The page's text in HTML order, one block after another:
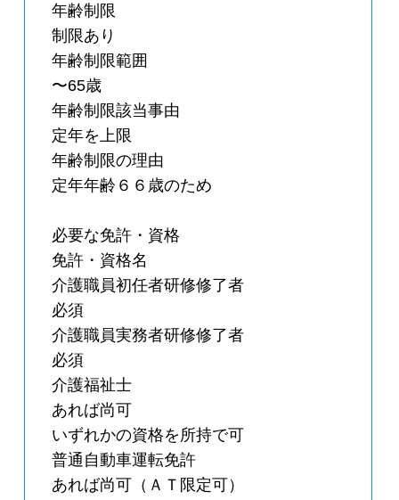
年齢制限
制限あり
年齢制限範囲
〜65歳
年齢制限該当事由
定年を上限
年齢制限の理由
定年年齢６６歳のため
必要な免許・資格
免許・資格名
介護職員初任者研修修了者
必須
介護職員実務者研修修了者
必須
介護福祉士
あれば尚可
いずれかの資格を所持で可
普通自動車運転免許
あれば尚可（ＡＴ限定可）